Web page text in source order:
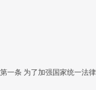
第一条 为了加强国家统一法